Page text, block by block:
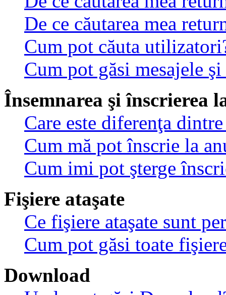
De ce căutarea mea
Cum pot căuta
Cum pot găsi mesajele
Însemnarea şi înscrierea
Care este diferenţa
Cum mă pot înscrie la
Cum imi pot şterge
Fişiere ataşate
Ce fişiere ataşate sunt
Cum pot găsi toate
Download